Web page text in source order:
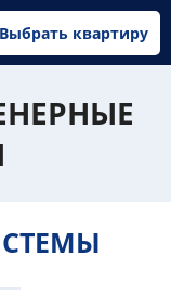
Выбрать квартиру
326-67-67